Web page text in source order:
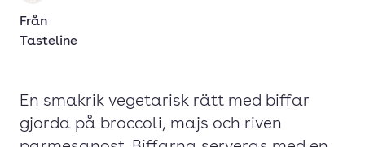
Från
Tasteline
En smakrik vegetarisk rätt med biffar
gjorda på broccoli, majs och riven